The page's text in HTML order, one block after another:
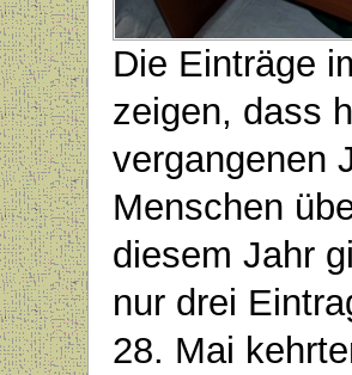
Die Einträge
zeigen, dass
vergangenen
Menschen
diesem Jahr
nur drei
28. Mai